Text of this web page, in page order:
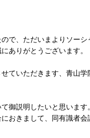
で、ただいまよりソーシ
ありがとうございます。
ていただきます、青山
御説明したいと思いま
おきまして、同有識者